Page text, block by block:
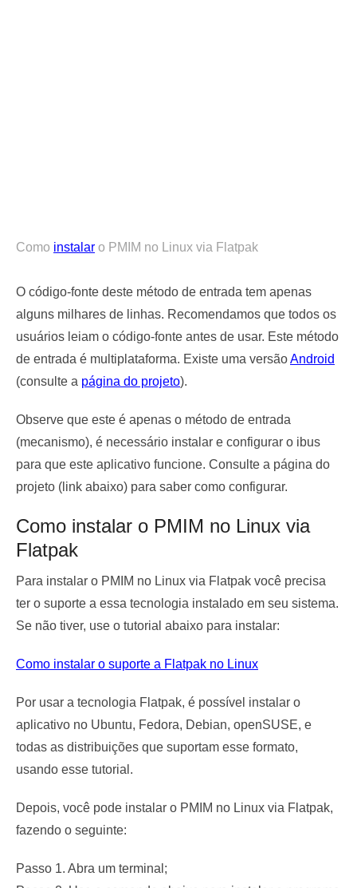
Como instalar o PMIM no Linux via Flatpak
O código-fonte deste método de entrada tem apenas
alguns milhares de linhas. Recomendamos que todos os
usuários leiam o código-fonte antes de usar. Este método
de entrada é multiplataforma. Existe uma versãoAndroid
(consulte a página do projeto).
Observe que este é apenas o método de entrada
(mecanismo), é necessário instalar e configurar o ibus
para que este aplicativo funcione. Consulte a página do
projeto (link abaixo) para saber como configurar.
Como instalar o PMIM no Linux via
Flatpak
Para instalar o PMIM no Linux via Flatpak você precisa
ter o suporte a essa tecnologia instalado em seu sistema.
Se não tiver, use o tutorial abaixo para instalar:
Como instalar o suporte a Flatpak no Linux
Por usar a tecnologia Flatpak, é possível instalar o
aplicativo no Ubuntu, Fedora, Debian, openSUSE, e
todas as distribuições que suportam esse formato,
usando esse tutorial.
Depois, você pode instalar o PMIM no Linux via Flatpak,
fazendo o seguinte:
Passo 1. Abra um terminal;